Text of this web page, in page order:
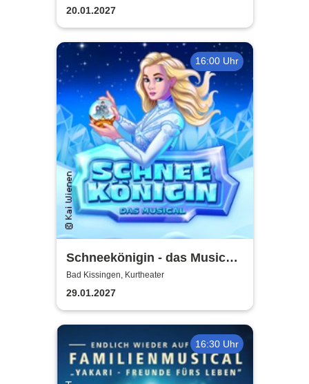
Abschiedstournee - Die
Zugabe
20.01.2027
16:00 Uhr
Schneekönigin - das Musical |
Theater Liberi
Bad Kissingen, Kurtheater
29.01.2027
16:30 Uhr